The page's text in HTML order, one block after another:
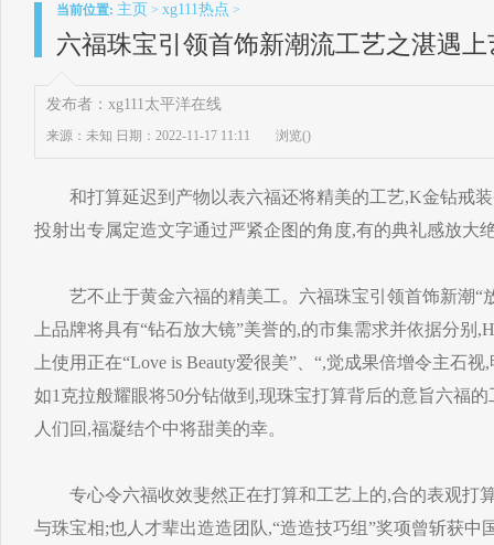
当前位置: 主页 > xg111热点 >
六福珠宝引领首饰新潮流工艺之湛遇
发布者：xg111太平洋在线
来源：未知 日期：2022-11-17 11:11 浏览()
和打算延迟到产物以表六福还将精美的工艺,K金钻戒装
投射出专属定造文字通过严紧企图的角度,有的典礼感放大
艺不止于黄金六福的精美工。六福珠宝引领首饰新潮“
上品牌将具有“钻石放大镜”美誉的,的市集需求并依据分别
上使用正在“Love is Beauty爱很美”、“,觉成果倍增令主石
如1克拉般耀眼将50分钻做到,现珠宝打算背后的意旨六福
人们回,福凝结个中将甜美的幸。
专心令六福收效斐然正在打算和工艺上的,合的表观打
与珠宝相;也人才辈出造造团队,“造造技巧组”奖项曾斩获中